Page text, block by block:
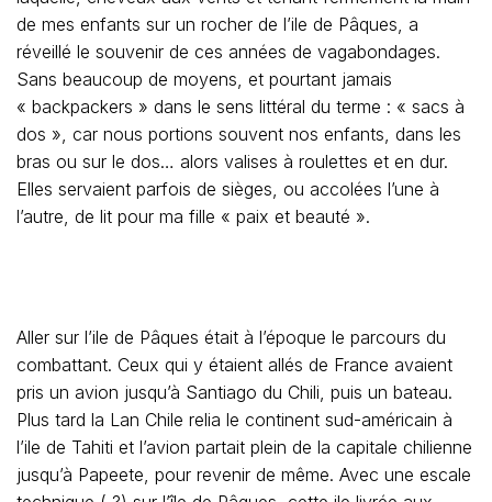
de mes enfants sur un rocher de l’ile de Pâques, a
réveillé le souvenir de ces années de vagabondages.
Sans beaucoup de moyens, et pourtant jamais
« backpackers » dans le sens littéral du terme : « sacs à
dos », car nous portions souvent nos enfants, dans les
bras ou sur le dos… alors valises à roulettes et en dur.
Elles servaient parfois de sièges, ou accolées l’une à
l’autre, de lit pour ma fille « paix et beauté ».
Aller sur l’ile de Pâques était à l’époque le parcours du
combattant. Ceux qui y étaient allés de France avaient
pris un avion jusqu’à Santiago du Chili, puis un bateau.
Plus tard la Lan Chile relia le continent sud-américain à
l’ile de Tahiti et l’avion partait plein de la capitale chilienne
jusqu’à Papeete, pour revenir de même. Avec une escale